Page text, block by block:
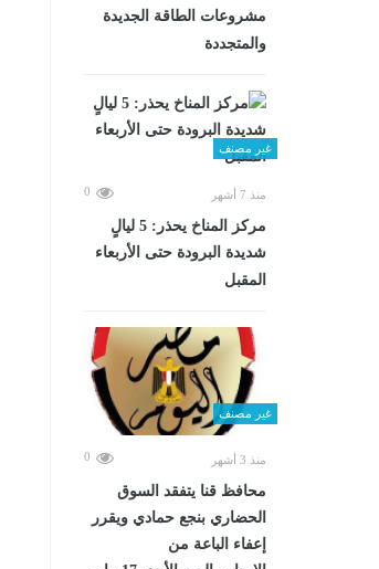
مشروعات الطاقة الجديدة
والمتجددة
غير مصنف
منذ 7 أشهر 0
مركز المناخ يحذر: 5 ليالٍ
شديدة البرودة حتى الأربعاء
المقبل
غير مصنف
منذ 3 أشهر 0
محافظ قنا يتفقد السوق
الحضاري بنجع حمادي ويقرر
إعفاء الباعة من